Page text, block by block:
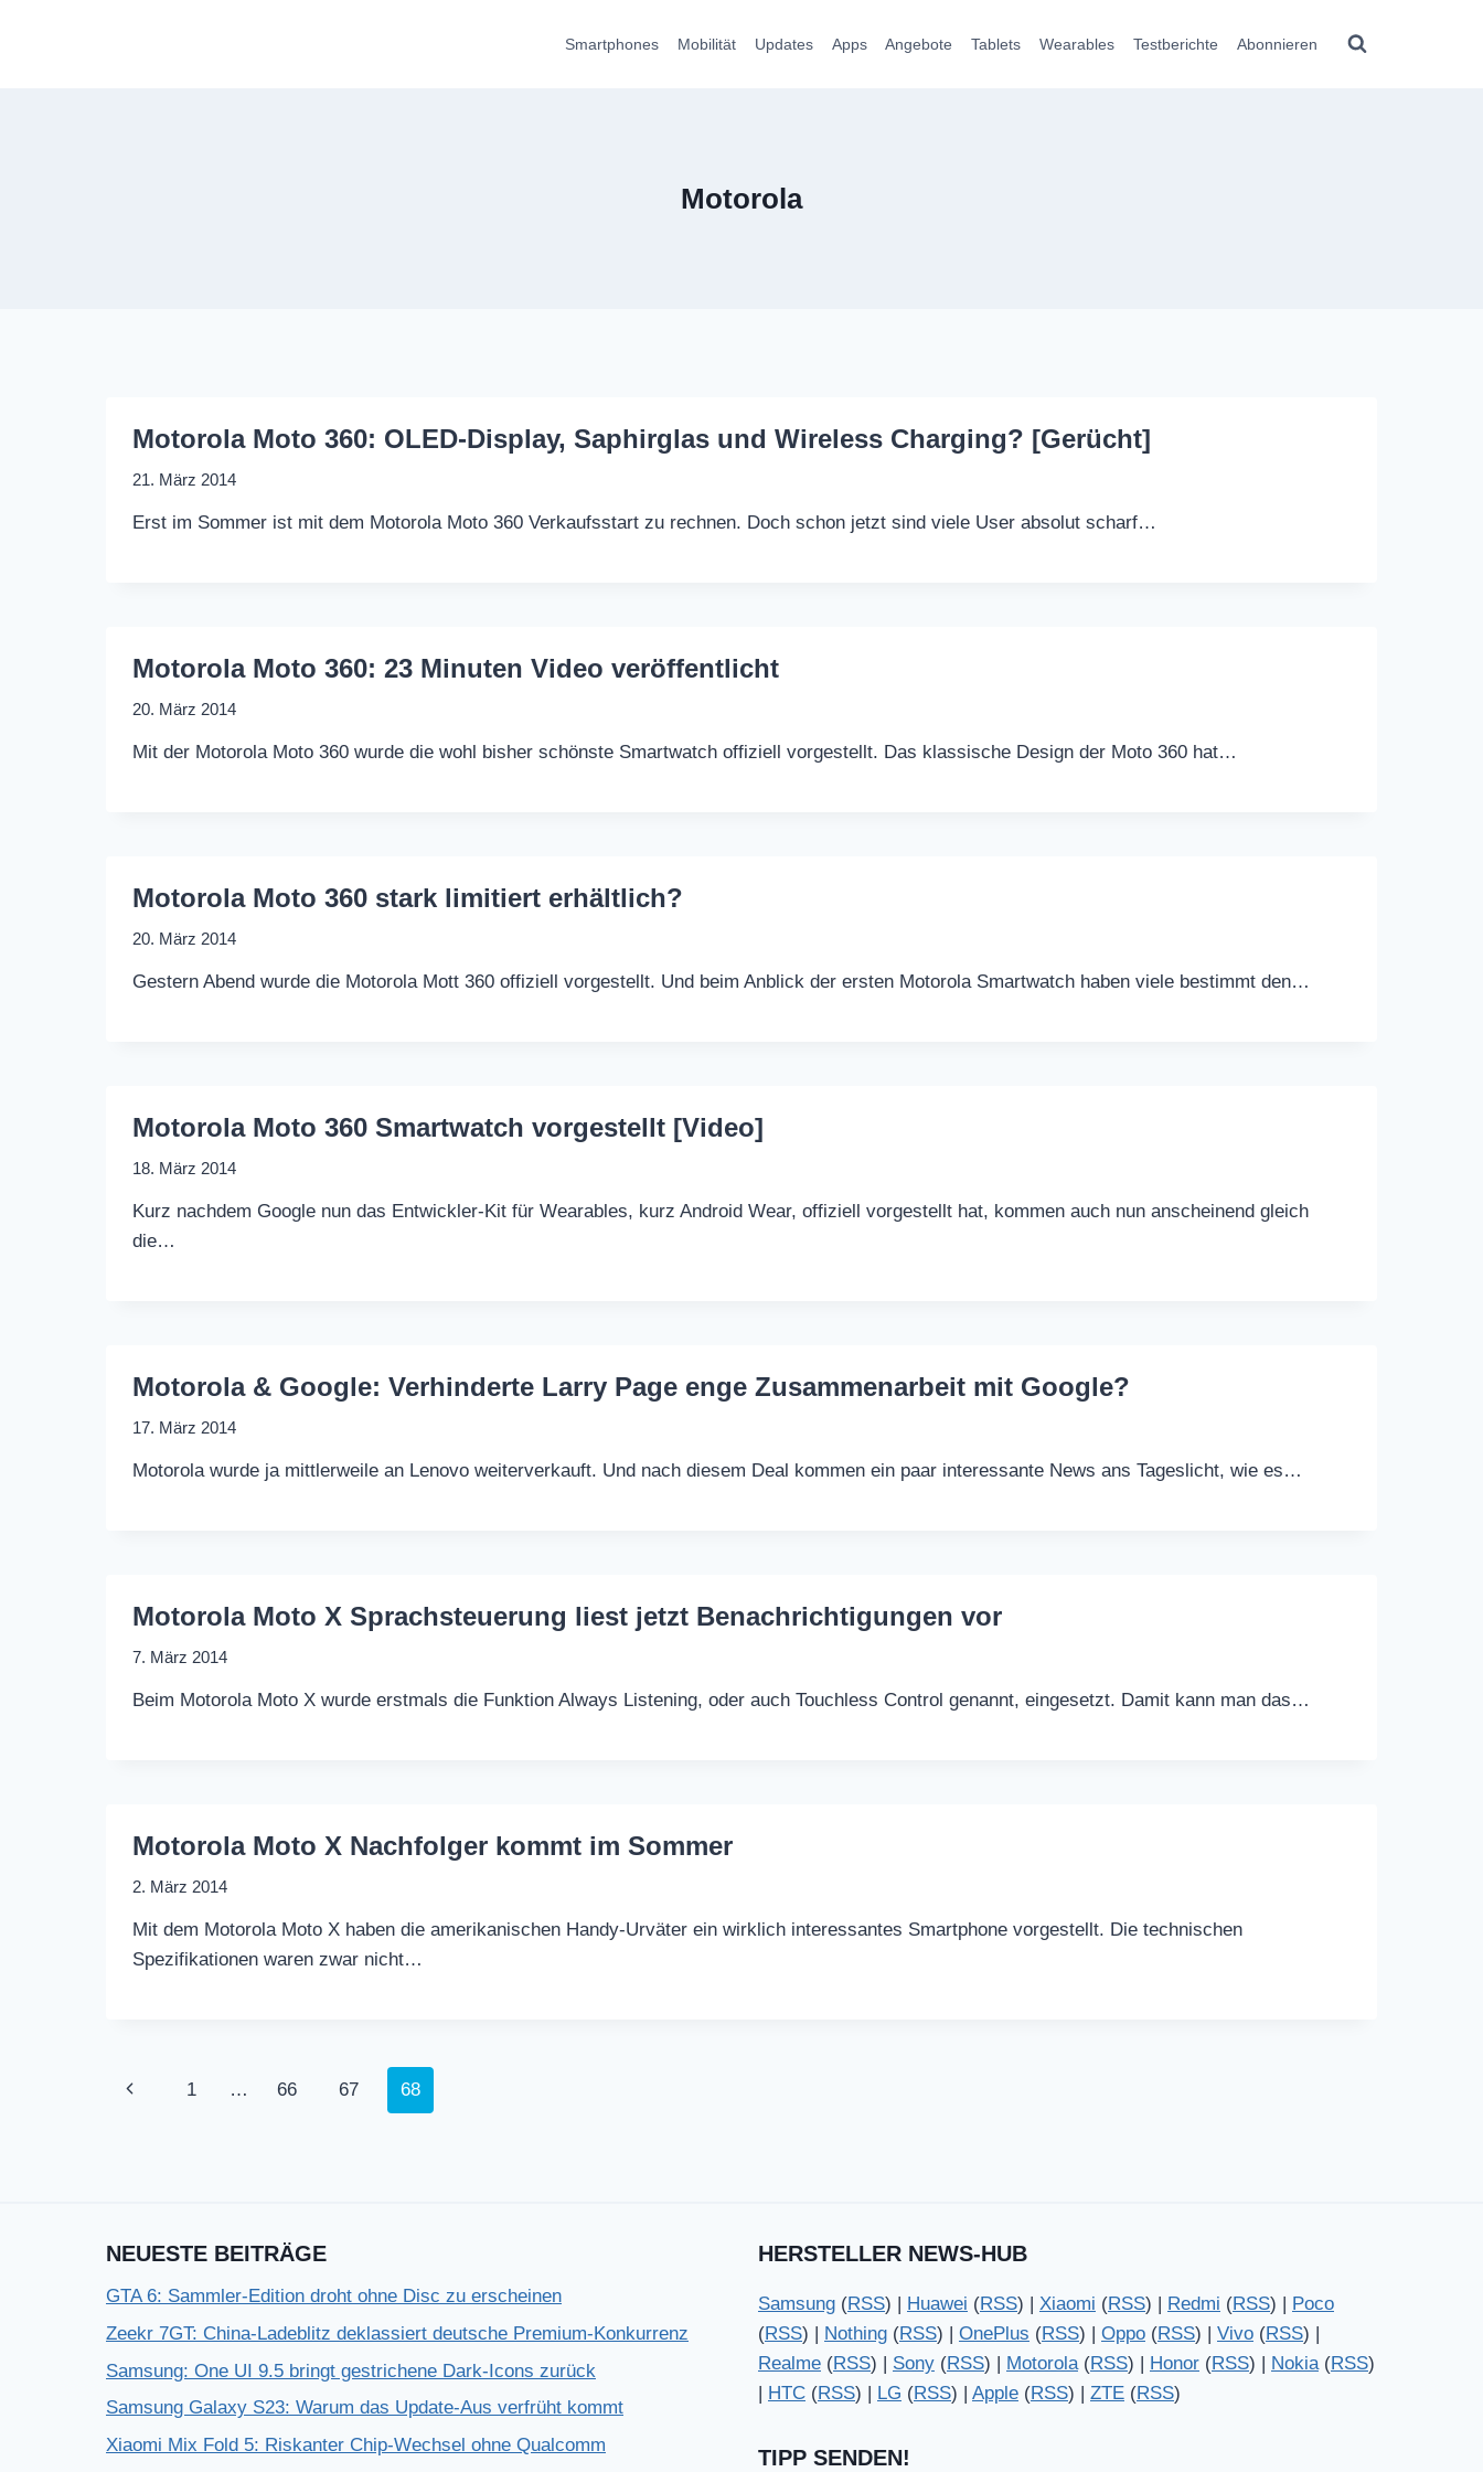
Smartphones Mobilität Updates Apps Angebote Tablets Wearables Testberichte Abonnieren
Motorola
Motorola Moto 360: OLED-Display, Saphirglas und Wireless Charging? [Gerücht]
21. März 2014
Erst im Sommer ist mit dem Motorola Moto 360 Verkaufsstart zu rechnen. Doch schon jetzt sind viele User absolut scharf…
Motorola Moto 360: 23 Minuten Video veröffentlicht
20. März 2014
Mit der Motorola Moto 360 wurde die wohl bisher schönste Smartwatch offiziell vorgestellt. Das klassische Design der Moto 360 hat…
Motorola Moto 360 stark limitiert erhältlich?
20. März 2014
Gestern Abend wurde die Motorola Mott 360 offiziell vorgestellt. Und beim Anblick der ersten Motorola Smartwatch haben viele bestimmt den…
Motorola Moto 360 Smartwatch vorgestellt [Video]
18. März 2014
Kurz nachdem Google nun das Entwickler-Kit für Wearables, kurz Android Wear, offiziell vorgestellt hat, kommen auch nun anscheinend gleich
die…
Motorola & Google: Verhinderte Larry Page enge Zusammenarbeit mit Google?
17. März 2014
Motorola wurde ja mittlerweile an Lenovo weiterverkauft. Und nach diesem Deal kommen ein paar interessante News ans Tageslicht, wie es…
Motorola Moto X Sprachsteuerung liest jetzt Benachrichtigungen vor
7. März 2014
Beim Motorola Moto X wurde erstmals die Funktion Always Listening, oder auch Touchless Control genannt, eingesetzt. Damit kann man das…
Motorola Moto X Nachfolger kommt im Sommer
2. März 2014
Mit dem Motorola Moto X haben die amerikanischen Handy-Urväter ein wirklich interessantes Smartphone vorgestellt. Die technischen
Spezifikationen waren zwar nicht…
Seitennavigation
Vorherige1 … 66 67 68
NEUESTE BEITRÄGE
GTA 6: Sammler-Edition droht ohne Disc zu erscheinen
Zeekr 7GT: China-Ladeblitz deklassiert deutsche Premium-Konkurrenz
Samsung: One UI 9.5 bringt gestrichene Dark-Icons zurück
Samsung Galaxy S23: Warum das Update-Aus verfrüht kommt
Xiaomi Mix Fold 5: Riskanter Chip-Wechsel ohne Qualcomm
HERSTELLER NEWS-HUB
Samsung (RSS) | Huawei (RSS) | Xiaomi (RSS) | Redmi (RSS) | Poco
(RSS) | Nothing (RSS) | OnePlus (RSS) | Oppo (RSS) | Vivo (RSS) |
Realme (RSS) | Sony (RSS) | Motorola(RSS) | Honor (RSS) | Nokia(RSS)
| HTC (RSS) | LG (RSS) | Apple (RSS) | ZTE (RSS)
TIPP SENDEN!